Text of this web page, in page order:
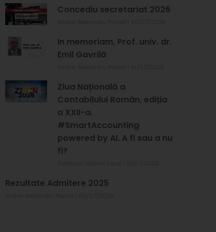
Concediu secretariat 2026
In memoriam, Prof. univ. dr.
Emil Gavrilă
Ziua Națională a
Contabilului Român, ediția
a XXII-a.
#SmartAccounting
powered by AI. A fi sau a nu
fi?
Rezultate Admitere 2025